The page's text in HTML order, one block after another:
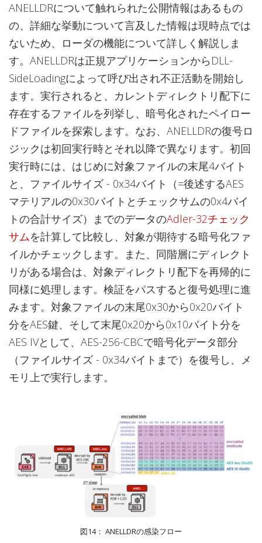
ANELLDRについて触れられた公開情報はあるもの
の、詳細な挙動について言及した情報は現時点では
ないため、ローダの機能について詳しく解説しま
す。ANELLDRは正規アプリケーションからDLL-
SideLoadingによって呼び出され不正活動を開始し
ます。実行されると、カレントディレクトリ配下に
存在するファイルを列挙し、暗号化されたペイロー
ドファイルを探索します。なお、ANELLDRの復号ロ
ジックは初回実行時とそれ以降で異なります。初回
実行時には、はじめに対象ファイルの末尾4バイト
と、ファイルサイズ - 0x34バイト（=後述するAES
マテリアルの0x30バイトとチェックサムの0x4バイ
トの合計サイズ）までのデータのAdler-32チェック
サムを計算して比較し、対象が期待する暗号化ファ
イルかチェックします。また、同階層にディレクト
リがある場合は、対象ディレクトリ配下を再帰的に
同様に処理します。検証をパスすると復号処理に進
みます。対象ファイルの末尾0x30から0x20バイト
分をAES鍵、そして末尾0x20から0x10バイト分を
AES IVとして、AES-256-CBCで暗号化データ部分
（ファイルサイズ - 0x34バイトまで）を復号し、メ
モリ上で実行します。
図14： ANELLDRの感染フロー